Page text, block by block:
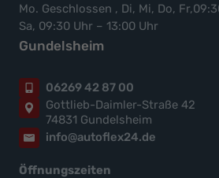
Mo. Geschlossen , Di, Mi, Do,
Sa, 09:30 Uhr – 13:00 Uhr
Gundelsheim
06269 42 87 00
Gottlieb-Daimler-Straße 42
74831 Gundelsheim
info@autoflex24.de
Öffnungszeiten